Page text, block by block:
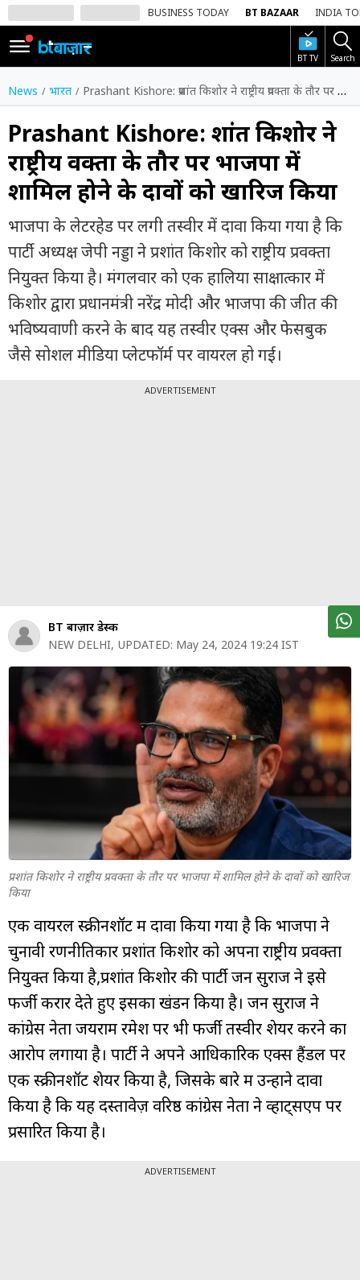
BUSINESS TODAY BT BAZAAR INDIA
BT TV Search
SIGN
IN
Dark
Mode
होम
शेयर
बाज़ार
वीडियो
ट्रेंडिंग
बिजनेस
न्यूज
पर्सनल
ट्रेंडिंग
बिजनेस
न्यूज
वीडियो
म्यूचुअल
फंड
News भारत Prashant Kishore: प्रशांत किशोर ने राष्ट्रीय प्रवक्ता के तौर पर भाजपा में शामिल होने के दावों को खारिज किया
Prashant Kishore: प्रशांत किशोर ने
राष्ट्रीय प्रवक्ता के तौर पर भाजपा में
शामिल होने के दावों को खारिज किया
भाजपा के लेटरहेड पर लगी तस्वीर में दावा किया गया है कि
पार्टी अध्यक्ष जेपी नड्डा ने प्रशांत किशोर को राष्ट्रीय प्रवक्ता
नियुक्त किया है। मंगलवार को एक हालिया साक्षात्कार में
किशोर द्वारा प्रधानमंत्री नरेंद्र मोदी और भाजपा की जीत की
भविष्यवाणी करने के बाद यह तस्वीर एक्स और फेसबुक
जैसे सोशल मीडिया प्लेटफॉर्म पर वायरल हो गई।
ADVERTISEMENT
BT बाज़ार डेस्क
NEW DELHI, UPDATED: May 24, 2024 19:24 IST
प्रशांत किशोर ने राष्ट्रीय प्रवक्ता के तौर पर भाजपा में शामिल होने के दावों को खारिज
किया
एक वायरल स्क्रीनशॉट में दावा किया गया है कि भाजपा ने
चुनावी रणनीतिकार प्रशांत किशोर को अपना राष्ट्रीय प्रवक्ता
नियुक्त किया है,प्रशांत किशोर की पार्टी जन सुराज ने इसे
फर्जी करार देते हुए इसका खंडन किया है। जन सुराज ने
कांग्रेस नेता जयराम रमेश पर भी फर्जी तस्वीर शेयर करने का
आरोप लगाया है। पार्टी ने अपने आधिकारिक एक्स हैंडल पर
एक स्क्रीनशॉट शेयर किया है, जिसके बारे में उन्होंने दावा
किया है कि यह दस्तावेज़ वरिष्ठ कांग्रेस नेता ने व्हाट्सएप पर
प्रसारित किया है।
ADVERTISEMENT